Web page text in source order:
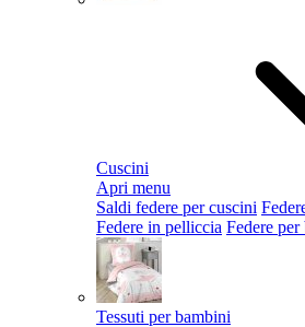
Cuscini
Apri menu
Saldi federe per cuscini
Federe in pelliccia Federe per
Tessuti per bambini